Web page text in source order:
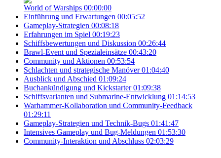
World of Warships 00:00:00
Einführung und Erwartungen 00:05:52
Gameplay-Strategien 00:08:18
Erfahrungen im Spiel 00:19:23
Schiffsbewertungen und Diskussion 00:26:44
Brawl-Event und Spezialeinsätze 00:43:20
Community und Aktionen 00:53:54
Schlachten und strategische Manöver 01:04:40
Ausblick und Abschied 01:09:24
Buchankündigung und Kickstarter 01:09:38
Schiffsvarianten und Submarine-Entwicklung 01:14:53
Warhammer-Kollaboration und Community-Feedback
01:29:11
Gameplay-Strategien und Technik-Bugs 01:41:47
Intensives Gameplay und Bug-Meldungen 01:53:30
Community-Interaktion und Abschluss 02:03:29